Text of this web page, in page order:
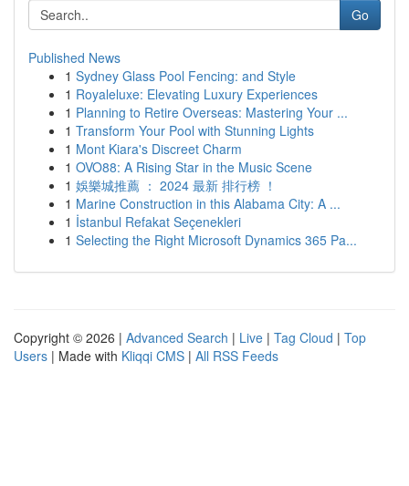
Go
Published News
1 Sydney Glass Pool Fencing: and Style
1 Royaleluxe: Elevating Luxury Experiences
1 Planning to Retire Overseas: Mastering Your ...
1 Transform Your Pool with Stunning Lights
1 Mont Kiara's Discreet Charm
1 OVO88: A Rising Star in the Music Scene
1 娛樂城推薦 ： 2024 最新 排行榜 ！
1 Marine Construction in this Alabama City: A ...
1 İstanbul Refakat Seçenekleri
1 Selecting the Right Microsoft Dynamics 365 Pa...
Copyright © 2026 | Advanced Search | Live | Tag Cloud | Top
Users | Made with Kliqqi CMS | All RSS Feeds